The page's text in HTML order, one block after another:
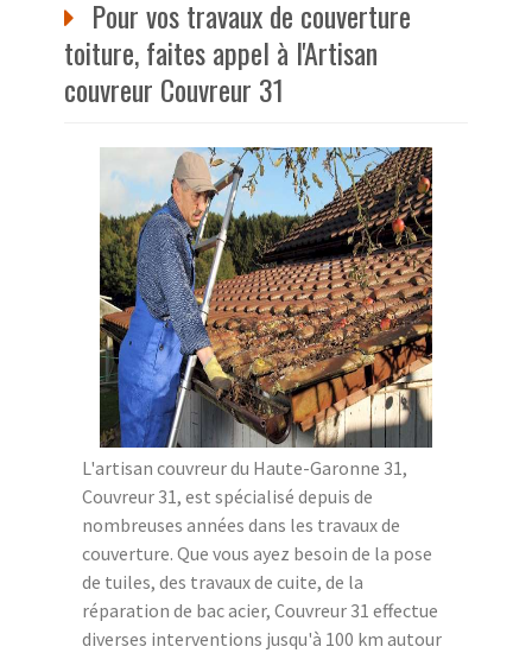
Pour vos travaux de couverture
toiture, faites appel à l'Artisan
couvreur Couvreur 31
L'artisan couvreur du Haute-Garonne 31,
Couvreur 31, est spécialisé depuis de
nombreuses années dans les travaux de
couverture. Que vous ayez besoin de la pose
de tuiles, des travaux de cuite, de la
réparation de bac acier, Couvreur 31 effectue
diverses interventions jusqu'à 100 km autour